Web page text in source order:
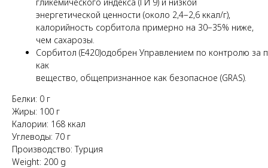
энергетической ценности (около 2,4−2,6 ккал/г),
калорийность сорбитола примерно на 30−35% ниже,
чем сахарозы.
Сорбитол (E420)одобрен Управлением по контролю за
как
вещество, общепризнанное как безопасное (GRAS).
Белки: 0 г
Жиры: 100 г
Калории: 168 ккал
Углеводы: 70 г
Производство: Турция
Weight: 200 g